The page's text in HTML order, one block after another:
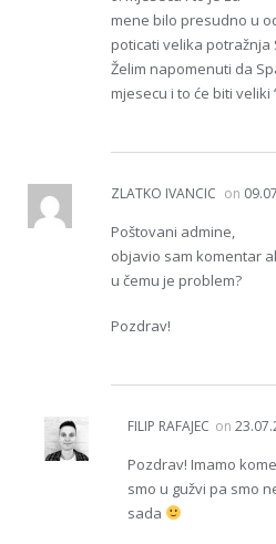
mene bilo presudno u
poticati velika potražnja
Želim napomenuti da
mjesecu i to će biti veliki
ZLATKO IVANCIC on
Poštovani admine,
objavio sam komentar
u čemu je problem?
Pozdrav!
FILIP RAFAJEC on
Pozdrav! Imamo
smo u gužvi pa smo
sada